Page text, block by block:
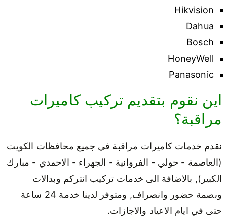
Hikvision
Dahua
Bosch
HoneyWell
Panasonic
اين نقوم بتقديم تركيب كاميرات
مراقبة؟
نقدم خدمات كاميرات مراقبة في جميع محافظات الكويت
(العاصمة - حولي - الفروانية - الجهراء - الاحمدي - مبارك
الكبير), بالاضافة الى خدمات تركيب انتركم وبدالات
وبصمة حضور وانصراف, ومتوفر لدينا خدمة 24 ساعة
حتى في ايام الاعياد والاجازات.